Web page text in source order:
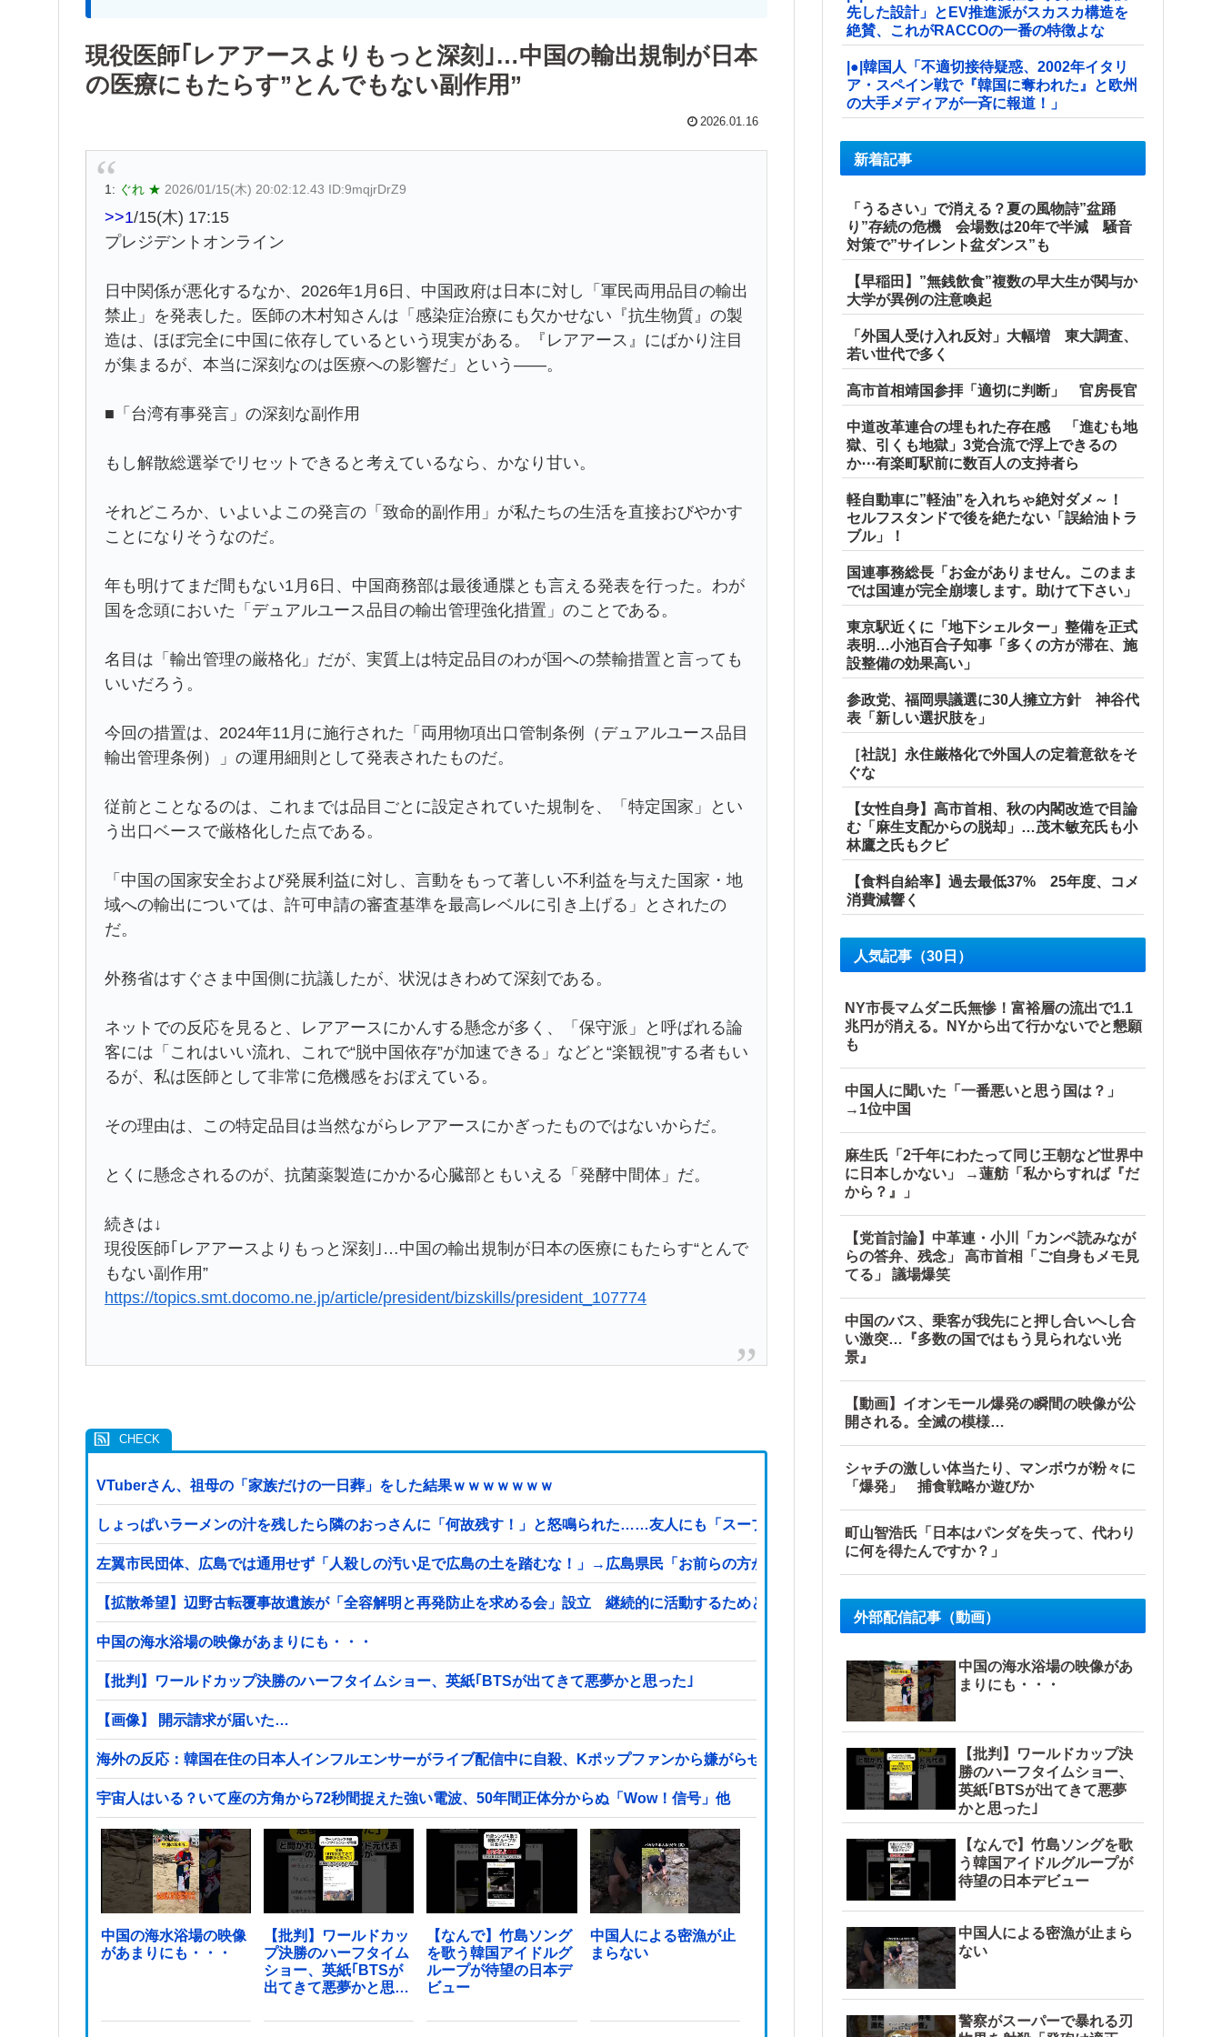
現役医師｢レアアースよりもっと深刻｣…中国の輸出規制が日本
の医療にもたらす”とんでもない副作用”
2026.01.16
1: ぐれ ★ 2026/01/15(木) 20:02:12.43 ID:9mqjrDrZ9
>>1/15(木) 17:15
プレジデントオンライン
日中関係が悪化するなか、2026年1月6日、中国政府は日本に対し「軍民両用品目の輸出
禁止」を発表した。医師の木村知さんは「感染症治療にも欠かせない『抗生物質』の製
造は、ほぼ完全に中国に依存しているという現実がある。『レアアース』にばかり注目
が集まるが、本当に深刻なのは医療への影響だ」という――。
■「台湾有事発言」の深刻な副作用
もし解散総選挙でリセットできると考えているなら、かなり甘い。
それどころか、いよいよこの発言の「致命的副作用」が私たちの生活を直接おびやかす
ことになりそうなのだ。
年も明けてまだ間もない1月6日、中国商務部は最後通牒とも言える発表を行った。わが
国を念頭においた「デュアルユース品目の輸出管理強化措置」のことである。
名目は「輸出管理の厳格化」だが、実質上は特定品目のわが国への禁輸措置と言っても
いいだろう。
今回の措置は、2024年11月に施行された「両用物項出口管制条例（デュアルユース品目
輸出管理条例）」の運用細則として発表されたものだ。
従前とことなるのは、これまでは品目ごとに設定されていた規制を、「特定国家」とい
う出口ベースで厳格化した点である。
「中国の国家安全および発展利益に対し、言動をもって著しい不利益を与えた国家・地
域への輸出については、許可申請の審査基準を最高レベルに引き上げる」とされたの
だ。
外務省はすぐさま中国側に抗議したが、状況はきわめて深刻である。
ネットでの反応を見ると、レアアースにかんする懸念が多く、「保守派」と呼ばれる論
客には「これはいい流れ、これで“脱中国依存”が加速できる」などと“楽観視”する者もい
るが、私は医師として非常に危機感をおぼえている。
その理由は、この特定品目は当然ながらレアアースにかぎったものではないからだ。
とくに懸念されるのが、抗菌薬製造にかかる心臓部ともいえる「発酵中間体」だ。
続きは↓
現役医師｢レアアースよりもっと深刻｣…中国の輸出規制が日本の医療にもたらす“とんで
もない副作用”
https://topics.smt.docomo.ne.jp/article/president/bizskills/president_107774
VTuberさん、祖母の「家族だけの一日葬」をした結果ｗｗｗｗｗｗｗ
しょっぱいラーメンの汁を残したら隣のおっさんに「何故残す！」と怒鳴られた……友人にも「スープが本体だろあり得ない」と説教されたんだが、塩分過剰だし味の好み
左翼市民団体、広島では通用せず「人殺しの汚い足で広島の土を踏むな！」→広島県民「お前らの方が汚いんじゃ！」「ワシらが広島県民じゃ」
【拡散希望】辺野古転覆事故遺族が「全容解明と再発防止を求める会」設立 継続的に活動するためと説明、クラファン立ち上げも準備
中国の海水浴場の映像があまりにも・・・
【批判】ワールドカップ決勝のハーフタイムショー、英紙｢BTSが出てきて悪夢かと思った｣
【画像】 開示請求が届いた…
海外の反応：韓国在住の日本人インフルエンサーがライブ配信中に自殺、Kポップファンから嫌がらせか
宇宙人はいる？いて座の方角から72秒間捉えた強い電波、50年間正体分からぬ「Wow！信号」他
中国の海水浴場の映像
があまりにも・・・
【批判】ワールドカッ
プ決勝のハーフタイム
ショー、英紙｢BTSが
出てきて悪夢かと思っ
【なんで】竹島ソング
を歌う韓国アイドルグ
ループが待望の日本デ
ビュー
中国人による密漁が止
まらない
先した設計」とEV推進派がスカスカ構造を
絶賛、これがRACCOの一番の特徴よな
|●|韓国人「不適切接待疑惑、2002年イタリ
ア・スペイン戦で『韓国に奪われた』と欧州
の大手メディアが一斉に報道！」
新着記事
「うるさい」で消える？夏の風物詩”盆踊
り”存続の危機 会場数は20年で半減 騒音
対策で”サイレント盆ダンス”も
【早稲田】”無銭飲食”複数の早大生が関与か
大学が異例の注意喚起
「外国人受け入れ反対」大幅増 東大調査、
若い世代で多く
高市首相靖国参拝「適切に判断」 官房長官
中道改革連合の埋もれた存在感 「進むも地
獄、引くも地獄」3党合流で浮上できるの
か⋯有楽町駅前に数百人の支持者ら
軽自動車に”軽油”を入れちゃ絶対ダメ～！
セルフスタンドで後を絶たない「誤給油トラ
ブル」！
国連事務総長「お金がありません。このまま
では国連が完全崩壊します。助けて下さい」
東京駅近くに「地下シェルター」整備を正式
表明…小池百合子知事「多くの方が滞在、施
設整備の効果高い」
参政党、福岡県議選に30人擁立方針 神谷代
表「新しい選択肢を」
［社説］永住厳格化で外国人の定着意欲をそ
ぐな
【女性自身】高市首相、秋の内閣改造で目論
む「麻生支配からの脱却」…茂木敏充氏も小
林鷹之氏もクビ
【食料自給率】過去最低37% 25年度、コメ
消費減響く
人気記事（30日）
NY市長マムダニ氏無惨！富裕層の流出で1.1
兆円が消える。NYから出て行かないでと懇願
も
中国人に聞いた「一番悪いと思う国は？」
→1位中国
麻生氏「2千年にわたって同じ王朝など世界中
に日本しかない」 →蓮舫「私からすれば『だ
から？』」
【党首討論】中革連・小川「カンペ読みなが
らの答弁、残念」 高市首相「ご自身もメモ見
てる」 議場爆笑
中国のバス、乗客が我先にと押し合いへし合
い激突…『多数の国ではもう見られない光
景』
【動画】イオンモール爆発の瞬間の映像が公
開される。全滅の模様…
シャチの激しい体当たり、マンボウが粉々に
「爆発」 捕食戦略か遊びか
町山智浩氏「日本はパンダを失って、代わり
に何を得たんですか？」
外部配信記事（動画）
中国の海水浴場の映像があ
まりにも・・・
【批判】ワールドカップ決
勝のハーフタイムショー、
英紙｢BTSが出てきて悪夢
かと思った｣
【なんで】竹島ソングを歌
う韓国アイドルグループが
待望の日本デビュー
中国人による密漁が止まら
ない
警察がスーパーで暴れる刃